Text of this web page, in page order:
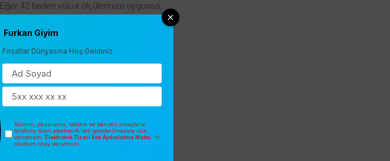
42 beden vücut ölçülerinize uygunsa,
faktörlere göre değişebilir. Ancak genel
gösterebilir. Bunun yanı sıra 42 beden
Bel çevresi ise 82-86 cm, kalça çevresi
Erkek giyiminde ise 42 beden kaç numara
ürünlere göre de farklılık gösterebilir. Bu
Furkan Giyim
Fırsatlar Dünyasına Hoş Geldiniz
Tanıtım, pazarlama, reklam ve benzeri amaçlarla
tarafıma ticari elektronik ileti gönderilmesine izin
veriyorum. Elektronik Ticari İleti Aydınlatma Metni 'ni
okudum onay veriyorum.